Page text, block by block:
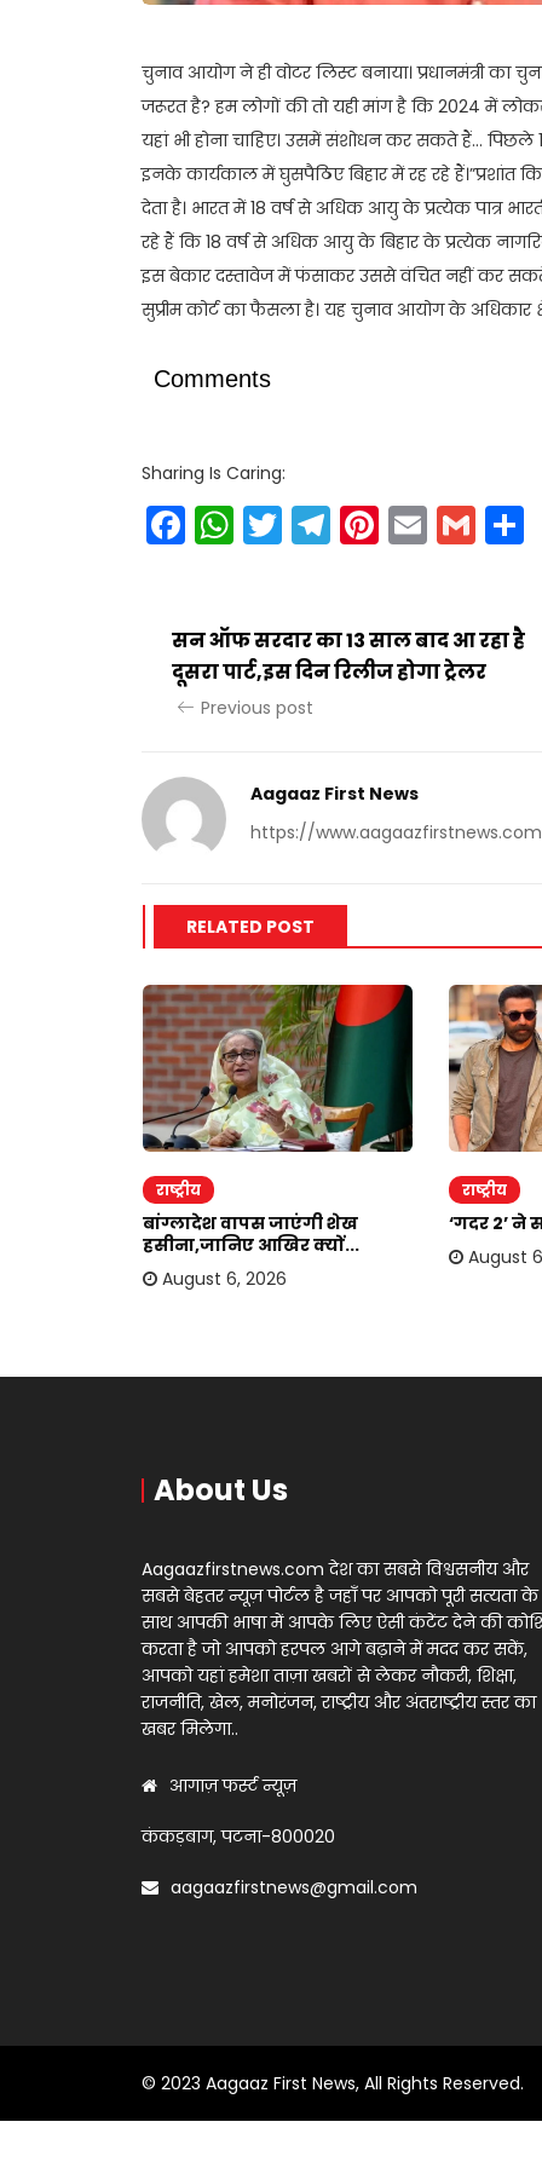
चुनाव आयोग ने ही वोटर लिस्ट बनाया। प्रधानमंत्री का
जरूरत है? हम लोगों की तो यही मांग है कि 2024 में
यहां भी होना चाहिए। उसमें संशोधन कर सकते हैं… पिछले
इनके कार्यकाल में घुसपैठिए बिहार में रह रहे
देता है। भारत में 18 वर्ष से अधिक आयु के प्रत्येक पात्र
रहे हैं कि 18 वर्ष से अधिक आयु के बिहार के प्रत्येक
इस बेकार दस्तावेज में फंसाकर उससे वंचित नहीं कर
सुप्रीम कोर्ट का फैसला है। यह चुनाव आयोग के अधिकार
Comments
Sharing Is Caring:
Facebook
WhatsApp
Twitter
Telegram
Pinterest
Email
सन ऑफ सरदार का 13 साल बाद आ रहा है
दूसरा पार्ट,इस दिन रिलीज होगा ट्रेलर
Previous post
Aagaaz First News
https://
RELATED POST
राष्ट्रीय
बांग्लादेश वापस जाएंगी शेख
हसीना,जानिए आखिर क्यों...
August 6, 2026
राष्ट्रीय
‘गदर 2’
August
About Us
Aagaazfirstnews.com देश का सबसे विश्वसनीय और
सबसे बेहतर न्यूज़ पोर्टल है जहाँ पर आपको पूरी सत्यता के
साथ आपकी भाषा में आपके लिए ऐसी कंटेंट देने की
करता है जो आपको हरपल आगे बढ़ाने में मदद कर सकें,
आपको यहां हमेशा ताज़ा खबरों से लेकर नौकरी, शिक्षा,
राजनीति, खेल, मनोरंजन, राष्ट्रीय और अंतराष्ट्रीय स्तर का
खबर मिलेगा..
आगाज़ फर्स्ट न्यूज़
कंकड़बाग, पटना-800020
aagaazfirstnews@gmail.com
© 2023 Aagaaz First News, All Rights Reserved.